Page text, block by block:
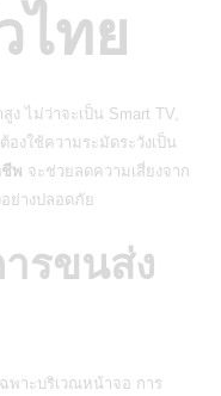
ไทย
ไม่ว่าจะเป็น Smart TV,
องใช้ความระมัดระวังเป็น
พ จะช่วยลดความเสี่ยงจาก
ย่างปลอดภัย
รขนส่ง
พาะบริเวณหน้าจอ การ